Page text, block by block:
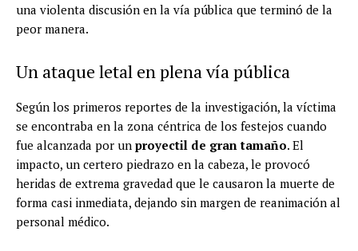
una violenta discusión en la vía pública que terminó de la
peor manera.
Un ataque letal en plena vía pública
Según los primeros reportes de la investigación, la víctima
se encontraba en la zona céntrica de los festejos cuando
fue alcanzada por un proyectil de gran tamaño. El
impacto, un certero piedrazo en la cabeza, le provocó
heridas de extrema gravedad que le causaron la muerte de
forma casi inmediata, dejando sin margen de reanimación al
personal médico.